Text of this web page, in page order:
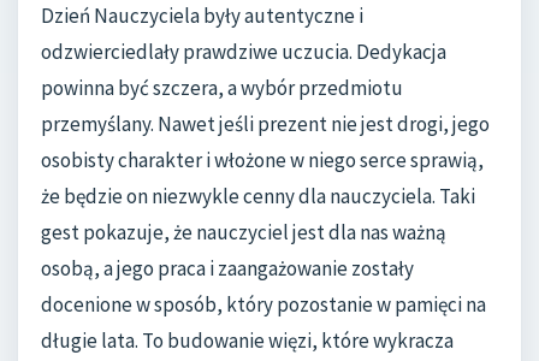
Dzień Nauczyciela były autentyczne i
odzwierciedlały prawdziwe uczucia. Dedykacja
powinna być szczera, a wybór przedmiotu
przemyślany. Nawet jeśli prezent nie jest drogi, jego
osobisty charakter i włożone w niego serce sprawią,
że będzie on niezwykle cenny dla nauczyciela. Taki
gest pokazuje, że nauczyciel jest dla nas ważną
osobą, a jego praca i zaangażowanie zostały
docenione w sposób, który pozostanie w pamięci na
długie lata. To budowanie więzi, które wykracza